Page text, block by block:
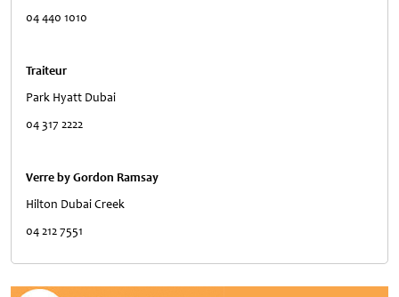
04 440 1010
Traiteur
Park Hyatt Dubai
04 317 2222
Verre by Gordon Ramsay
Hilton Dubai Creek
04 212 7551